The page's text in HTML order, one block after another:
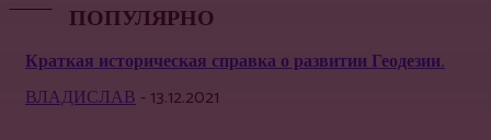
ПОПУЛЯРНО
Краткая историческая справка о развитии Геодезии.
ВЛАДИСЛАВ- 13.12.2021